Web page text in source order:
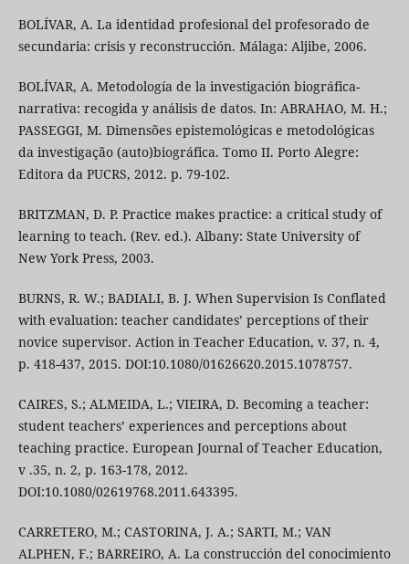
BOLÍVAR, A. La identidad profesional del profesorado de
secundaria: crisis y reconstrucción. Málaga: Aljibe, 2006.
BOLÍVAR, A. Metodología de la investigación biográfica-
narrativa: recogida y análisis de datos. In: ABRAHAO, M. H.;
PASSEGGI, M. Dimensões epistemológicas e metodológicas
da investigação (auto)biográfica. Tomo II. Porto Alegre:
Editora da PUCRS, 2012. p. 79-102.
BRITZMAN, D. P. Practice makes practice: a critical study of
learning to teach. (Rev. ed.). Albany: State University of
New York Press, 2003.
BURNS, R. W.; BADIALI, B. J. When Supervision Is Conflated
with evaluation: teacher candidates’ perceptions of their
novice supervisor. Action in Teacher Education, v. 37, n. 4,
p. 418-437, 2015. DOI:10.1080/01626620.2015.1078757.
CAIRES, S.; ALMEIDA, L.; VIEIRA, D. Becoming a teacher:
student teachers’ experiences and perceptions about
teaching practice. European Journal of Teacher Education,
v .35, n. 2, p. 163-178, 2012.
DOI:10.1080/02619768.2011.643395.
CARRETERO, M.; CASTORINA, J. A.; SARTI, M.; VAN
ALPHEN, F.; BARREIRO, A. La construcción del conocimiento